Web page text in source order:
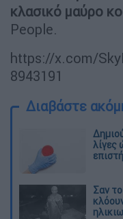
κλασικό μαύρο
People.
https://x.com/
8943191
Διαβάστε
λίγες
Σαν